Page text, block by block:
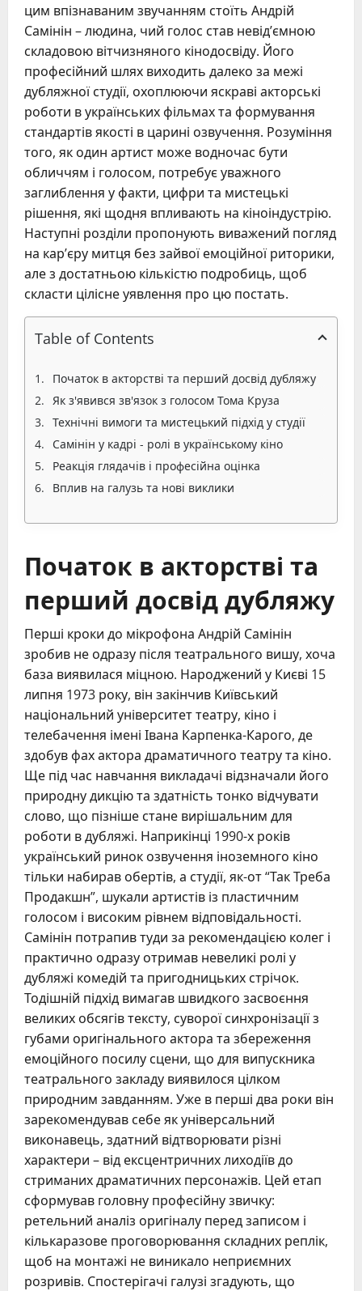
цим впізнаваним звучанням стоїть Андрій
Самінін – людина, чий голос став невід’ємною
складовою вітчизняного кінодосвіду. Його
професійний шлях виходить далеко за межі
дубляжної студії, охоплюючи яскраві акторські
роботи в українських фільмах та формування
стандартів якості в царині озвучення. Розуміння
того, як один артист може водночас бути
обличчям і голосом, потребує уважного
заглиблення у факти, цифри та мистецькі
рішення, які щодня впливають на кіноіндустрію.
Наступні розділи пропонують виважений погляд
на кар’єру митця без зайвої емоційної риторики,
але з достатньою кількістю подробиць, щоб
скласти цілісне уявлення про цю постать.
Table of Contents
Початок в акторстві та перший досвід дубляжу
Як з'явився зв'язок з голосом Тома Круза
Технічні вимоги та мистецький підхід у студії
Самінін у кадрі - ролі в українському кіно
Реакція глядачів і професійна оцінка
Вплив на галузь та нові виклики
Початок в акторстві та
перший досвід дубляжу
Перші кроки до мікрофона Андрій Самінін
зробив не одразу після театрального вишу, хоча
база виявилася міцною. Народжений у Києві 15
липня 1973 року, він закінчив Київський
національний університет театру, кіно і
телебачення імені Івана Карпенка-Карого, де
здобув фах актора драматичного театру та кіно.
Ще під час навчання викладачі відзначали його
природну дикцію та здатність тонко відчувати
слово, що пізніше стане вирішальним для
роботи в дубляжі. Наприкінці 1990-х років
український ринок озвучення іноземного кіно
тільки набирав обертів, а студії, як-от “Так Треба
Продакшн”, шукали артистів із пластичним
голосом і високим рівнем відповідальності.
Самінін потрапив туди за рекомендацією колег і
практично одразу отримав невеликі ролі у
дубляжі комедій та пригодницьких стрічок.
Тодішній підхід вимагав швидкого засвоєння
великих обсягів тексту, суворої синхронізації з
губами оригінального актора та збереження
емоційного посилу сцени, що для випускника
театрального закладу виявилося цілком
природним завданням. Уже в перші два роки він
зарекомендував себе як універсальний
виконавець, здатний відтворювати різні
характери – від ексцентричних лиходіїв до
стриманих драматичних персонажів. Цей етап
сформував головну професійну звичку:
ретельний аналіз оригіналу перед записом і
кількаразове проговорювання складних реплік,
щоб на монтажі не виникало неприємних
розривів. Спостерігачі галузі згадують, що